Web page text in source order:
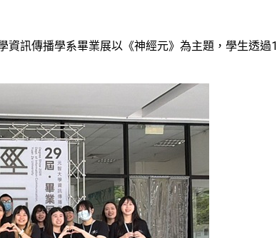
資訊傳播學系畢業展以《神經元》為主題，學生透